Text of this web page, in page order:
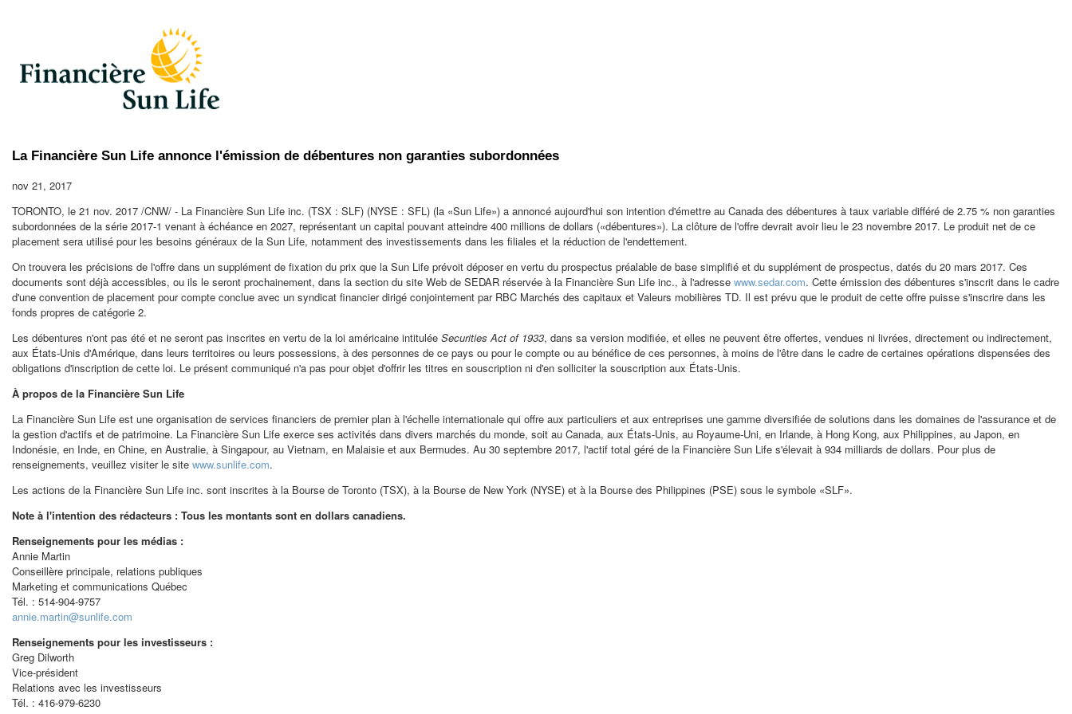
La Financière Sun Life annonce l'émission de débentures non garanties subordonnées
nov 21, 2017
TORONTO, le 21 nov. 2017 /CNW/ - La Financière Sun Life inc. (TSX : SLF) (NYSE : SFL) (la «Sun Life») a annoncé aujourd'hui son intention d'émettre au Canada des débentures à taux variable différé de 2.75 % non garanties
subordonnées de la série 2017-1 venant à échéance en 2027, représentant un capital pouvant atteindre 400 millions de dollars («débentures»). La clôture de l'offre devrait avoir lieu le 23 novembre 2017. Le produit net de ce
placement sera utilisé pour les besoins généraux de la Sun Life, notamment des investissements dans les filiales et la réduction de l'endettement.
On trouvera les précisions de l'offre dans un supplément de fixation du prix que la Sun Life prévoit déposer en vertu du prospectus préalable de base simplifié et du supplément de prospectus, datés du 20 mars 2017. Ces
documents sont déjà accessibles, ou ils le seront prochainement, dans la section du site Web de SEDAR réservée à la Financière Sun Life inc., à l'adresse www.sedar.com. Cette émission des débentures s'inscrit dans le cadre
d'une convention de placement pour compte conclue avec un syndicat financier dirigé conjointement par RBC Marchés des capitaux et Valeurs mobilières TD. Il est prévu que le produit de cette offre puisse s'inscrire dans les
fonds propres de catégorie 2.
Les débentures n'ont pas été et ne seront pas inscrites en vertu de la loi américaine intitulée Securities Act of 1933, dans sa version modifiée, et elles ne peuvent être offertes, vendues ni livrées, directement ou indirectement,
aux États-Unis d'Amérique, dans leurs territoires ou leurs possessions, à des personnes de ce pays ou pour le compte ou au bénéfice de ces personnes, à moins de l'être dans le cadre de certaines opérations dispensées des
obligations d'inscription de cette loi. Le présent communiqué n'a pas pour objet d'offrir les titres en souscription ni d'en solliciter la souscription aux États-Unis.
À propos de la Financière Sun Life
La Financière Sun Life est une organisation de services financiers de premier plan à l'échelle internationale qui offre aux particuliers et aux entreprises une gamme diversifiée de solutions dans les domaines de l'assurance et de
la gestion d'actifs et de patrimoine. La Financière Sun Life exerce ses activités dans divers marchés du monde, soit au Canada, aux États-Unis, au Royaume-Uni, en Irlande, à Hong Kong, aux Philippines, au Japon, en
Indonésie, en Inde, en Chine, en Australie, à Singapour, au Vietnam, en Malaisie et aux Bermudes. Au 30 septembre 2017, l'actif total géré de la Financière Sun Life s'élevait à 934 milliards de dollars. Pour plus de
renseignements, veuillez visiter le site www.sunlife.com.
Les actions de la Financière Sun Life inc. sont inscrites à la Bourse de Toronto (TSX), à la Bourse de New York (NYSE) et à la Bourse des Philippines (PSE) sous le symbole «SLF».
Note à l'intention des rédacteurs : Tous les montants sont en dollars canadiens.
Renseignements pour les médias :
Annie Martin
Conseillère principale, relations publiques
Marketing et communications Québec
Tél. : 514-904-9757
annie.martin@sunlife.com
Renseignements pour les investisseurs :
Greg Dilworth
Vice-président
Relations avec les investisseurs
Tél. : 416-979-6230